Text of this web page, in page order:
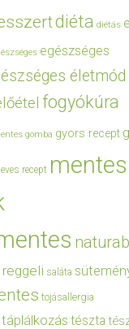
diéta diétás
egészséges
életmód
fogyókúra
gomba gyors recept
leves recept mentes
reggeli saláta
tojásallergia
táplálkozás tészta